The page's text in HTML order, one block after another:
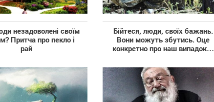
незадоволені своїм
Притча про пекло і
рай
Бійтеся, люди, своїх бажань.
Вони можуть збутись. Оце
конкретно про наш випадок…